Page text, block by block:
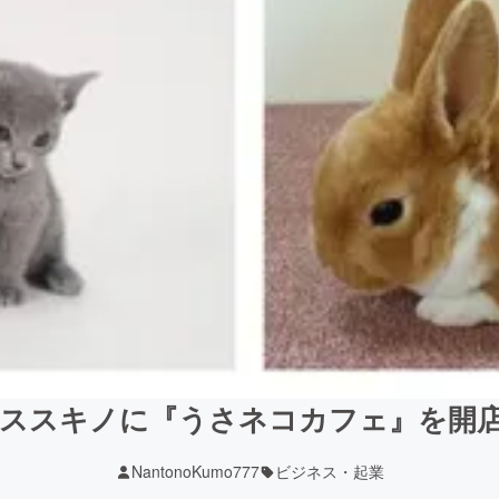
スキノに『うさネコカフェ』を開
NantonoKumo777 ビジネス・起業